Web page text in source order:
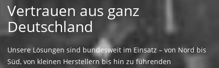
Vertrauen aus ganz
Deutschland
Unsere Lösungen sind bundesweit im Einsatz – von Nord bis
Süd, von kleinen Herstellern bis hin zu führenden